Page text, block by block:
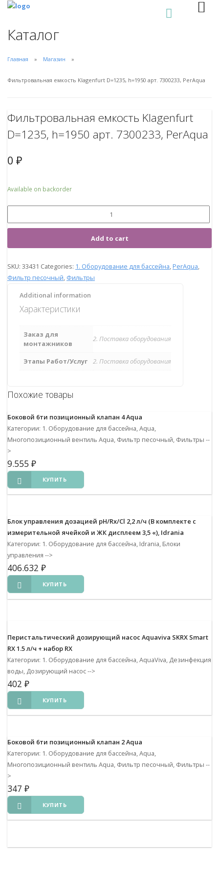
Каталог
Главная Магазин
Фильтровальная емкость Klagenfurt D=1235, h=1950 арт. 7300233, PerAqua
Фильтровальная емкость Klagenfurt
D=1235, h=1950 арт. 7300233, PerAqua
0 ₽
Available on backorder
Add to cart
SKU: 33431 Categories: 1. Оборудование для бассейна, PerAqua,
Фильтр песочный, Фильтры
Additional information
Характеристики
Заказ для
монтажников
2. Поставка оборудования
Этапы Работ/Услуг 2. Поставка оборудования
Похожие товары
Боковой 6ти позиционный клапан 4 Aqua
Категории: 1. Оборудование для бассейна, Aqua,
Многопозиционный вентиль Aqua, Фильтр песочный, Фильтры --
>
9.555 ₽
КУПИТЬ
Блок управления дозацией pH/Rx/Cl 2,2 л/ч (В комплекте с
измерительной ячейкой и ЖК дисплеем 3,5 «), Idrania
Категории: 1. Оборудование для бассейна, Idrania, Блоки
управления -->
406.632 ₽
КУПИТЬ
Перистальтический дозирующий насос Aquaviva SKRX Smart
RX 1.5 л/ч + набор RX
Категории: 1. Оборудование для бассейна, AquaViva, Дезинфекция
воды, Дозирующий насос-->
402 ₽
КУПИТЬ
Боковой 6ти позиционный клапан 2 Aqua
Категории: 1. Оборудование для бассейна, Aqua,
Многопозиционный вентиль Aqua, Фильтр песочный, Фильтры --
>
347 ₽
КУПИТЬ